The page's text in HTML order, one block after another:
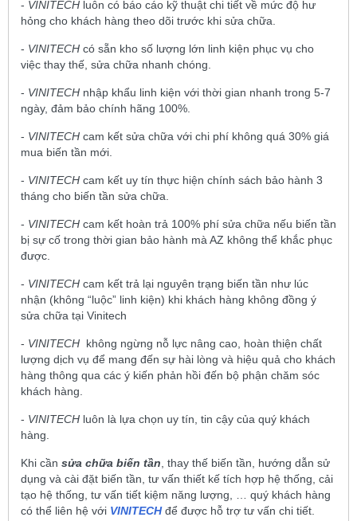
- VINITECH luôn có báo cáo kỹ thuật chi tiết về mức độ hư
hỏng cho khách hàng theo dõi trước khi sửa chữa.
- VINITECH có sẵn kho số lượng lớn linh kiện phục vụ cho
việc thay thế, sửa chữa nhanh chóng.
- VINITECH nhập khẩu linh kiện với thời gian nhanh trong 5-7
ngày, đảm bảo chính hãng 100%.
- VINITECH cam kết sửa chữa với chi phí không quá 30% giá
mua biến tần mới.
- VINITECH cam kết uy tín thực hiện chính sách bảo hành 3
tháng cho biến tần sửa chữa.
- VINITECH cam kết hoàn trả 100% phí sửa chữa nếu biến tần
bị sự cố trong thời gian bảo hành mà AZ không thể khắc phục
được.
- VINITECH cam kết trả lại nguyên trạng biến tần như lúc
nhận (không “luộc” linh kiện) khi khách hàng không đồng ý
sửa chữa tại Vinitech
- VINITECH không ngừng nỗ lực nâng cao, hoàn thiện chất
lượng dịch vụ để mang đến sự hài lòng và hiệu quả cho khách
hàng thông qua các ý kiến phản hồi đến bộ phận chăm sóc
khách hàng.
- VINITECH luôn là lựa chọn uy tín, tin cậy của quý khách
hàng.
Khi cần sửa chữa biến tần , thay thế biến tần, hướng dẫn sử
dụng và cài đặt biến tần, tư vấn thiết kế tích hợp hệ thống, cải
tạo hệ thống, tư vấn tiết kiệm năng lượng, … quý khách hàng
có thể liên hệ với VINITECHđể được hỗ trợ tư vấn chi tiết.